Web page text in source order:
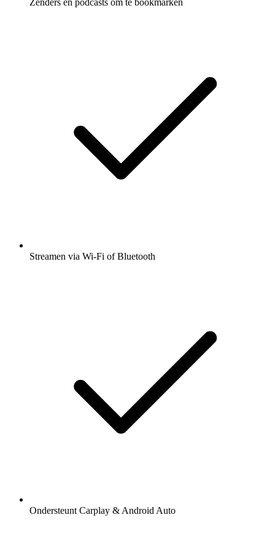
Zenders en podcasts om te bookmarken
Streamen via Wi-Fi of Bluetooth
Ondersteunt Carplay & Android Auto